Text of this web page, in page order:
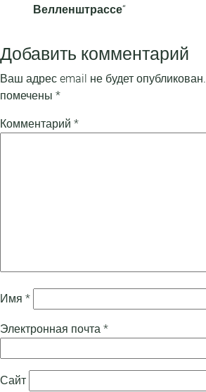
Велленштрассе“
Добавить комментарий
Ваш адрес email не будет опубликован.
помечены *
Комментарий *
Имя *
Электронная почта *
Сайт